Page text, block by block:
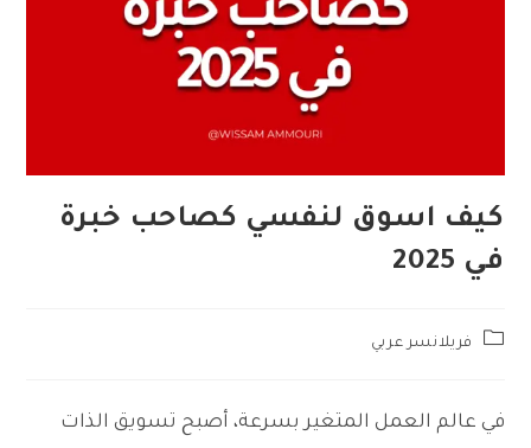
كيف اسوق لنفسي كصاحب خبرة
في 2025
Post فريلانسر عربي
في عالم العمل المتغير بسرعة، أصبح تسويق الذات